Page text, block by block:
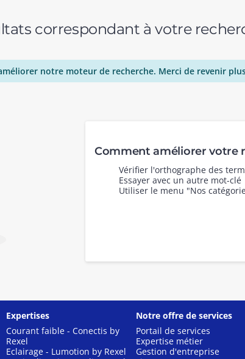
correspondant à votre
notre moteur de recherche. Merci de revenir
Comment améliorer votre
Vérifier l'orthographe des
Essayer avec un autre mot-clé
Utiliser le menu "Nos
Expertises
Courant faible - Conectis by
Rexel
Eclairage - Lumotion by Rexel
Notre offre de services
Portail de services
Expertise métier
Gestion d'entreprise